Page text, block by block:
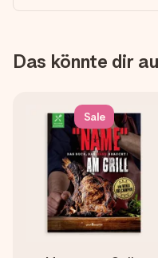
Das könnte dir
Sale